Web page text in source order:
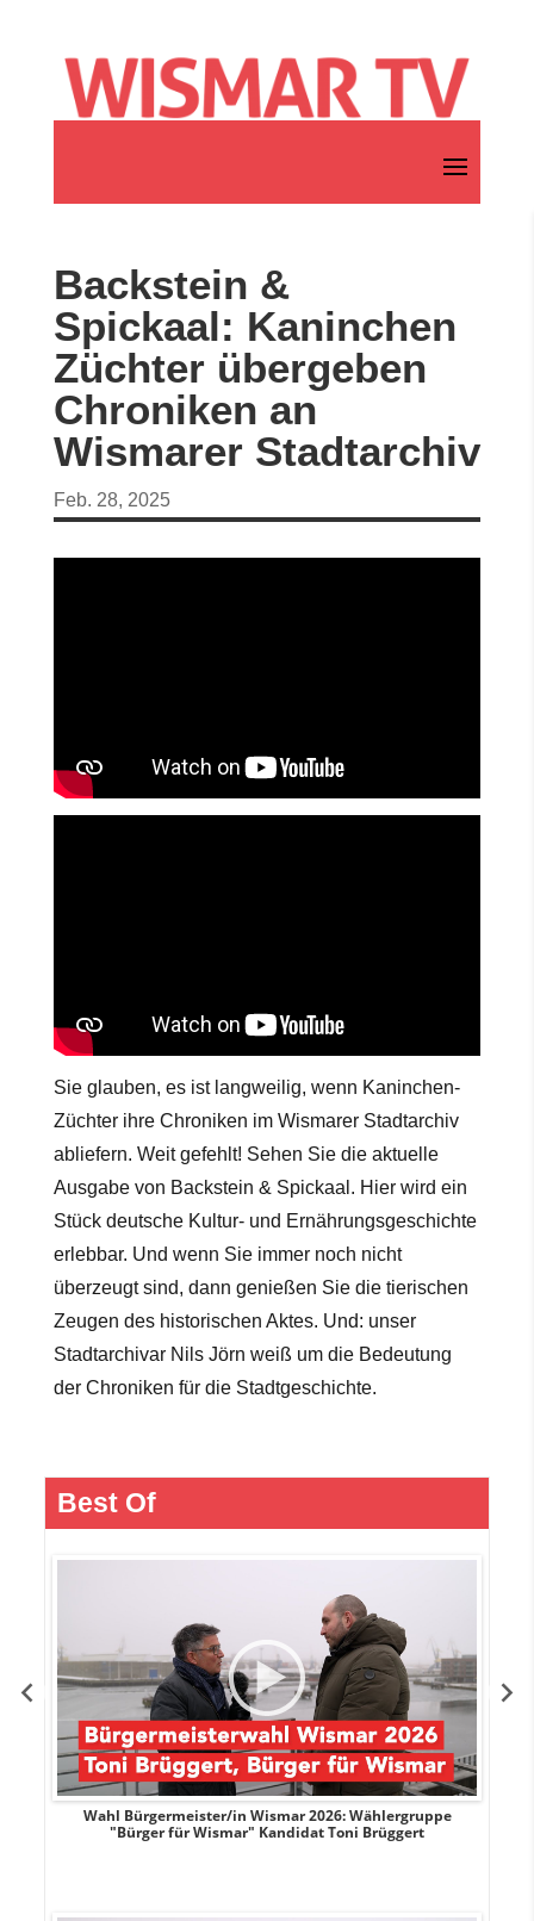
Backstein &
Spickaal: Kaninchen
Züchter übergeben
Chroniken an
Wismarer Stadtarchiv
Feb. 28, 2025
Sie glauben, es ist langweilig, wenn Kaninchen-
Züchter ihre Chroniken im Wismarer Stadtarchiv
abliefern. Weit gefehlt! Sehen Sie die aktuelle
Ausgabe von Backstein & Spickaal. Hier wird ein
Stück deutsche Kultur- und Ernährungsgeschichte
erlebbar. Und wenn Sie immer noch nicht
überzeugt sind, dann genießen Sie die tierischen
Zeugen des historischen Aktes. Und: unser
Stadtarchivar Nils Jörn weiß um die Bedeutung
der Chroniken für die Stadtgeschichte.
Best Of
Wahl Bürgermeister/in Wismar 2026: Wählergruppe
"Bürger für Wismar" Kandidat Toni Brüggert